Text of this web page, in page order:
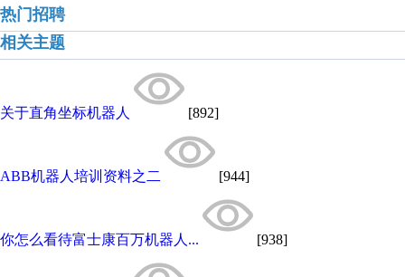
热门招聘
相关主题
关于直角坐标机器人 [892]
ABB机器人培训资料之二 [944]
你怎么看待富士康百万机器人... [938]